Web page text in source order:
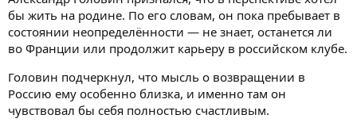
бы жить на родине. По его словам, он пока пребывает в
состоянии неопределённости — не знает, останется ли
во Франции или продолжит карьеру в российском клубе.
Головин подчеркнул, что мысль о возвращении в
Россию ему особенно близка, и именно там он
чувствовал бы себя полностью счастливым.